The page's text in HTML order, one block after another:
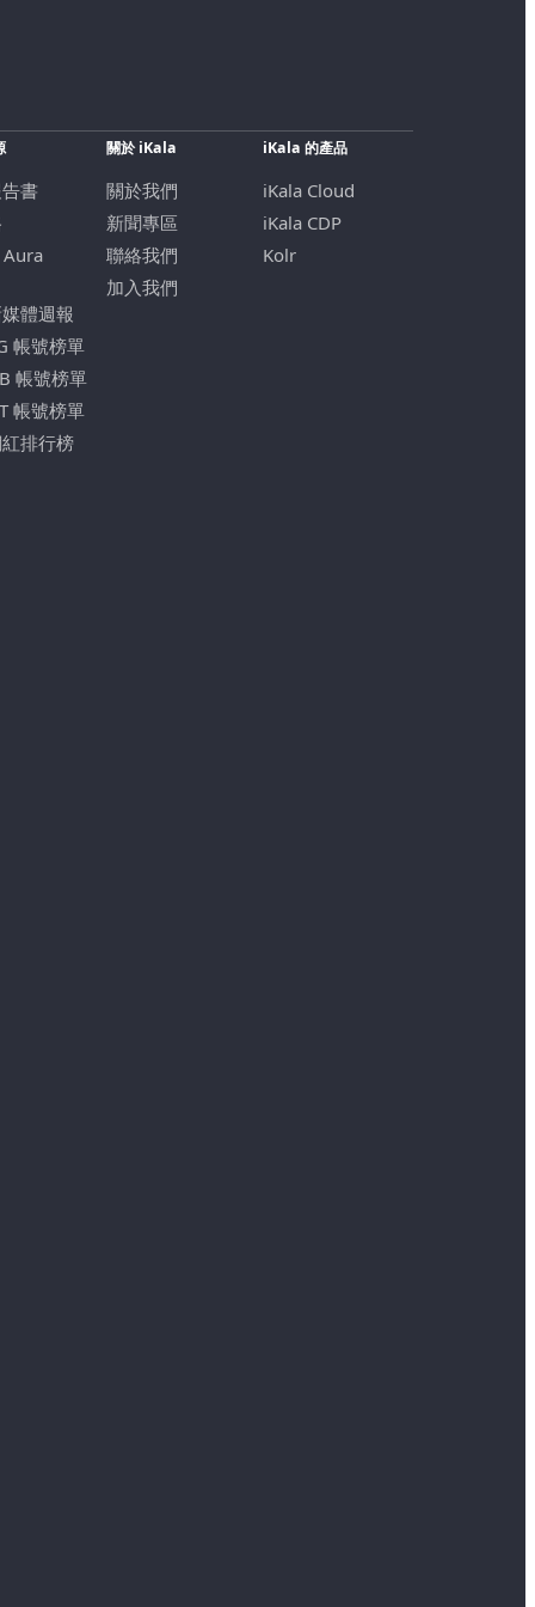
書
體週報
帳號榜單
帳號榜單
帳號榜單
排行榜
關於 iKala
關於我們
新聞專區
聯絡我們
加入我們
iKala 的產品
iKala Cloud
iKala CDP
Kolr